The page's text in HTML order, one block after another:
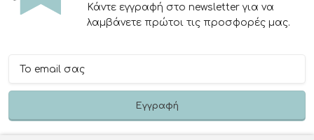
Κάντε εγγραφή στο newsletter για να
λαμβάνετε πρώτοι τις προσφορές μας.